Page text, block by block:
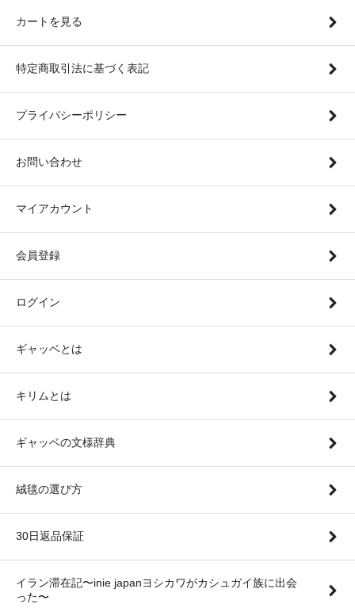
カートを見る
特定商取引法に基づく表記
プライバシーポリシー
お問い合わせ
マイアカウント
会員登録
ログイン
ギャッベとは
キリムとは
ギャッベの文様辞典
絨毯の選び方
30日返品保証
イラン滞在記〜inie japanヨシカワがカシュガイ族に出会
った〜